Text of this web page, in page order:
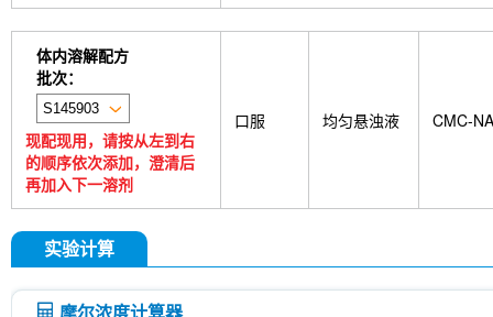
体内溶解配方
批次：
现配现用，请按从左到右
的顺序依次添加，澄清后
再加入下一溶剂
口服 均匀悬浊液 CMC-NA
实验计算